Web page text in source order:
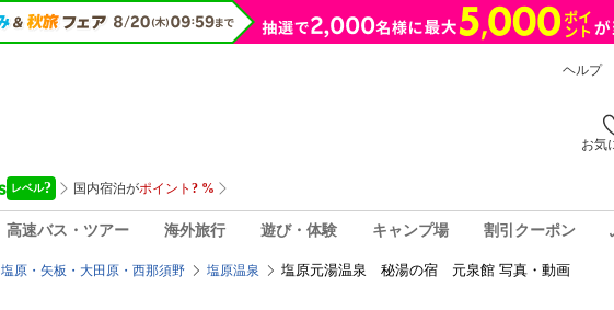
ヘルプ
お気
高速バス・ツアー 海外旅行 遊び・体験 キャンプ場 割引クーポン
塩原・矢板・大田原・西那須野 塩原温泉 塩原元湯温泉 秘湯の宿 元泉館 写真・動画